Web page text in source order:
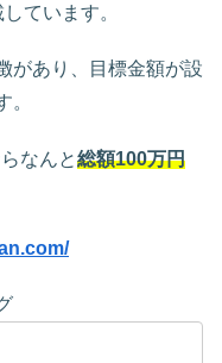
ています。
があり、目標金額が設
。
なんと総額100万円